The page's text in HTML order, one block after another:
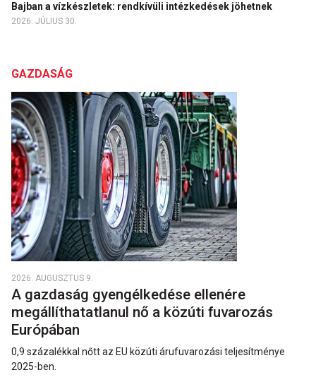
Bajban a vízkészletek: rendkívüli intézkedések jöhetnek
2026. JÚLIUS 30.
GAZDASÁG
2026. AUGUSZTUS 9.
A gazdaság gyengélkedése ellenére
megállíthatatlanul nő a közúti fuvarozás
Európában
0,9 százalékkal nőtt az EU közúti árufuvarozási teljesítménye
2025-ben.